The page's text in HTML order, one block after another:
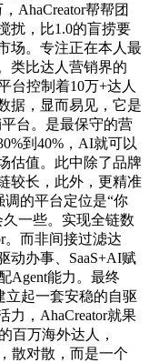
AhaCreator帮帮团
扰，比1.0的盲捞要
场。专注正在本人最
类比达人营销界的
台控制着10万+达人
据，显而易见，它是
台。是最保守的营
到40%，AI就可以
估值。此中除了品牌
较长，此外，更精准
调的平台定位是“你
一些。实现全链数
。而非间接过滤达
动办事、SaaS+AI赋
Agent能力。最终
立起一套安稳的自驱
力，AhaCreator就果
百万海外达人，
散对散，而是一个